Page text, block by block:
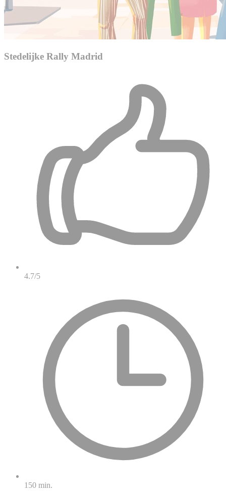
Stedelijke Rally Madrid
4.7/5
150 min.